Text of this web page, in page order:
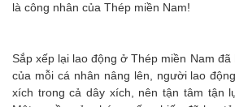
là công nhân của Thép miền Nam!
Sắp xếp lại lao động ở Thép miền Nam đã
của mỗi cá nhân nâng lên, người lao
xích trong cả dây xích, nên tận tâm tận